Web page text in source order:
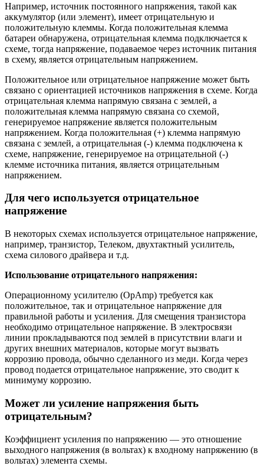
Например, источник постоянного напряжения, такой как
аккумулятор (или элемент), имеет отрицательную и
положительную клеммы. Когда положительная клемма
батареи обнаружена, отрицательная клемма подключается к
схеме, тогда напряжение, подаваемое через источник питания
в схему, является отрицательным напряжением.
Положительное или отрицательное напряжение может быть
связано с ориентацией источников напряжения в схеме. Когда
отрицательная клемма напрямую связана с землей, а
положительная клемма напрямую связана со схемой,
генерируемое напряжение является положительным
напряжением. Когда положительная (+) клемма напрямую
связана с землей, а отрицательная (-) клемма подключена к
схеме, напряжение, генерируемое на отрицательной (-)
клемме источника питания, является отрицательным
напряжением.
Для чего используется отрицательное
напряжение
В некоторых схемах используется отрицательное напряжение,
например, транзистор, Телеком, двухтактный усилитель,
схема силового драйвера и т.д.
Использование отрицательного напряжения:
Операционному усилителю (OpAmp) требуется как
положительное, так и отрицательное напряжение для
правильной работы и усиления. Для смещения транзистора
необходимо отрицательное напряжение. В электросвязи
линии прокладываются под землей в присутствии влаги и
других внешних материалов, которые могут вызвать
коррозию провода, обычно сделанного из меди. Когда через
провод подается отрицательное напряжение, это сводит к
минимуму коррозию.
Может ли усиление напряжения быть
отрицательным?
Коэффициент усиления по напряжению — это отношение
выходного напряжения (в вольтах) к входному напряжению (в
вольтах) элемента схемы.